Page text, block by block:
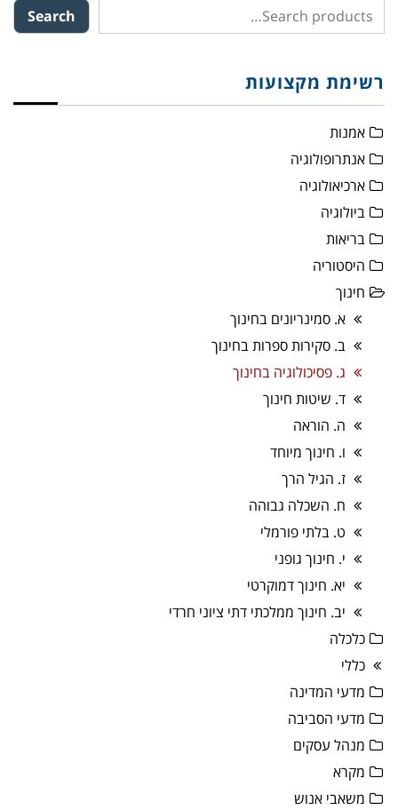
Search
רשימת מקצועות
אמנות
אנתרופולוגיה
ארכיאולוגיה
ביולוגיה
בריאות
היסטוריה
חינוך
א. סמינריונים בחינוך
ב. סקירות ספרות בחינוך
ג. פסיכולוגיה בחינוך
ד. שיטות חינוך
ה. הוראה
ו. חינוך מיוחד
ז. הגיל הרך
ח. השכלה גבוהה
ט. בלתי פורמלי
י. חינוך גופני
יא. חינוך דמוקרטי
יב. חינוך ממלכתי דתי ציוני חרדי
כלכלה
כללי
מדעי המדינה
מדעי הסביבה
מנהל עסקים
מקרא
משאבי אנוש